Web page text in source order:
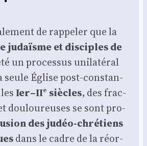
de rap­pe­ler que la
judaïsme et dis­ciples de
un pro­ces­sus uni­la­té­ral
seule Église post-constan­
Ier–IIᵉ siècles, des frac­
dou­lou­reuses se sont pro­
des judéo-chré­tiens
dans le cadre de la réor­